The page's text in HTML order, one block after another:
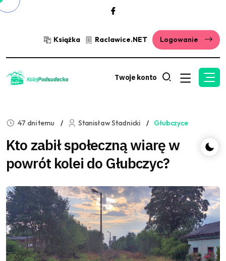
Książka Raclawice.NET Logowanie
Twoje konto
47 dni temu Stanisław Stadnicki Głubczyce
Kto zabił społeczną wiarę w
powrót kolei do Głubczyc?